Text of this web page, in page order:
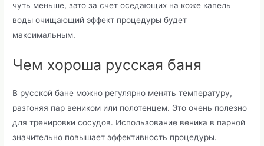
чуть меньше, зато за счет оседающих на коже капель
воды очищающий эффект процедуры будет
максимальным.
Чем хороша русская баня
В русской бане можно регулярно менять температуру,
разгоняя пар веником или полотенцем. Это очень полезно
для тренировки сосудов. Использование веника в парной
значительно повышает эффективность процедуры.